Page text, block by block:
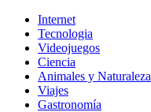
Internet
Tecnologia
Videojuegos
Ciencia
Animales y Naturaleza
Viajes
Gastronomía